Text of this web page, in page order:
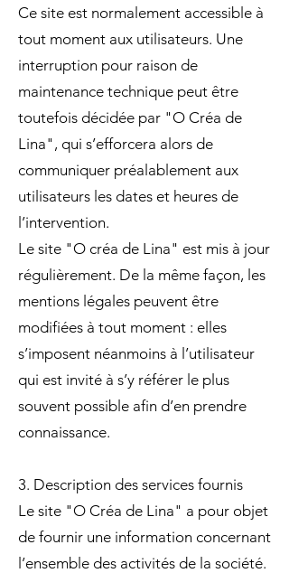
Ce site est normalement accessible à
tout moment aux utilisateurs. Une
interruption pour raison de
maintenance technique peut être
toutefois décidée par "O Créa de
Lina", qui s’efforcera alors de
communiquer préalablement aux
utilisateurs les dates et heures de
l’intervention.
Le site "O créa de Lina" est mis à jour
régulièrement. De la même façon, les
mentions légales peuvent être
modifiées à tout moment : elles
s’imposent néanmoins à l’utilisateur
qui est invité à s’y référer le plus
souvent possible afin d’en prendre
connaissance.
3. Description des services fournis
Le site "O Créa de Lina" a pour objet
de fournir une information concernant
l’ensemble des activités de la société.